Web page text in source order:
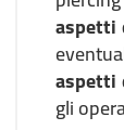
aspetti
aspetti
gli